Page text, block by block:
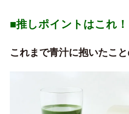
■推しポイントはこれ！
これまで青汁に抱いたこ